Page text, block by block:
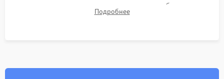
для контроля температурного режима и стабильности
системы под пиковой нагрузкой.
Подробнее